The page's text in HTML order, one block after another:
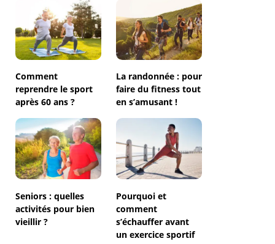
Comment
reprendre le sport
après 60 ans ?
La randonnée : pour
faire du fitness tout
en s’amusant !
Seniors : quelles
activités pour bien
vieillir ?
Pourquoi et
comment
s’échauffer avant
un exercice sportif